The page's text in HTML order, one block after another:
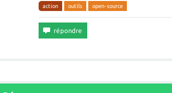
action outils open-source